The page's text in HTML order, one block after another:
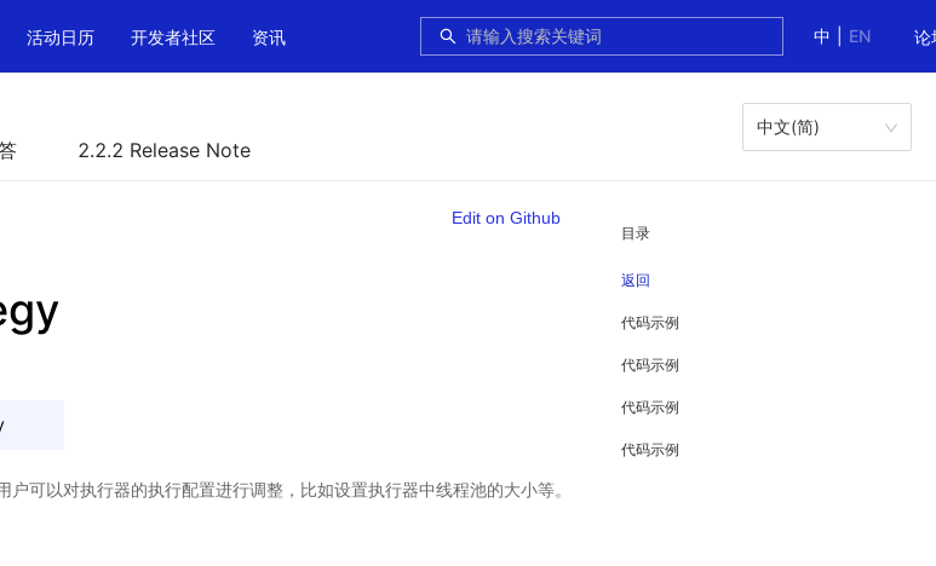
中
EN 论
活动日历 开发者社区 资讯
2.2.2 Release Note
中文(简)
目录
返回
代码示例
代码示例
代码示例
代码示例
Edit on Github
户可以对执行器的执行配置进行调整，比如设置执行器中线程池的大小等。